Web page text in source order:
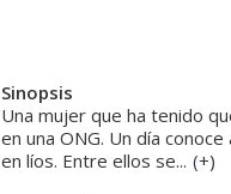
Sinopsis
Una mujer que ha tenido
en una ONG. Un día
en líos. Entre ellos se... (+)